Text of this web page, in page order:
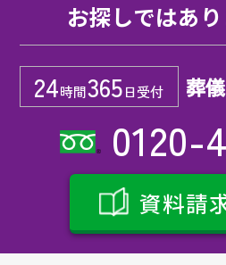
お探しではあ
24時間365日受付 葬
0120-
資料請